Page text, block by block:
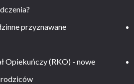
przyznawane
Opiekuńczy (RKO) - nowe